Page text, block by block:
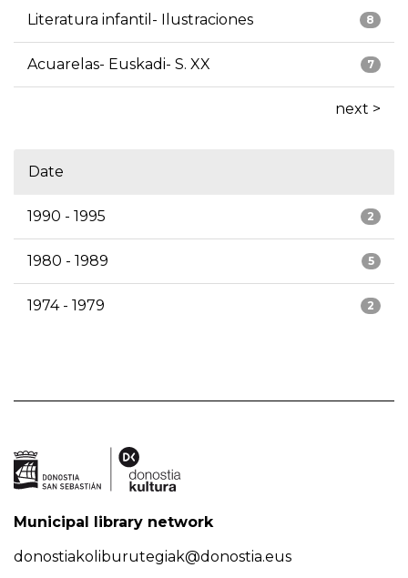
8
Literatura infantil- Ilustraciones
7
Acuarelas- Euskadi- S. XX
next >
Date
2
1990 - 1995
5
1980 - 1989
2
1974 - 1979
Municipal library network
donostiakoliburutegiak@donostia.eus